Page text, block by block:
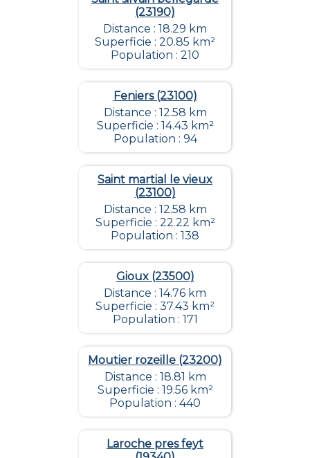
(23190)
Distance : 18.29 km
Superficie : 20.85 km²
Population : 210
Feniers (23100)
Distance : 12.58 km
Superficie : 14.43 km²
Population : 94
Saint martial le vieux
(23100)
Distance : 12.58 km
Superficie : 22.22 km²
Population : 138
Gioux (23500)
Distance : 14.76 km
Superficie : 37.43 km²
Population : 171
Moutier rozeille (23200)
Distance : 18.81 km
Superficie : 19.56 km²
Population : 440
Laroche pres feyt